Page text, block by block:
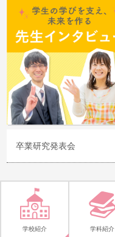
卒業研究発表会
学校紹介 学科紹介